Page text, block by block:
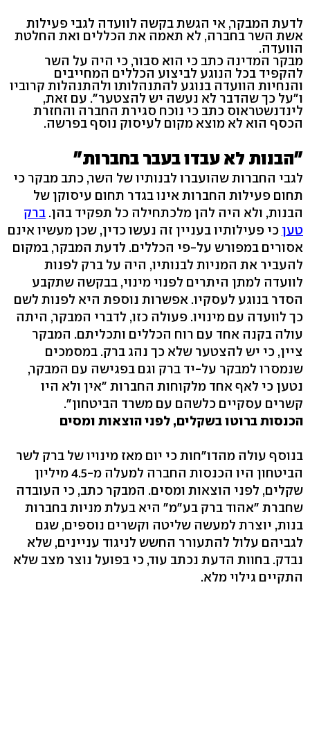
לדעת המבקר, אי הגשת בקשה לוועדה לגבי פעילות
אשת השר בחברה, לא תאמה את הכללים ואת החלטת
הוועדה.
מבקר המדינה כתב כי הוא סבור, כי היה על השר
להקפיד בכל הנוגע לביצוע הכללים המחייבים
והנחיות הוועדה בנוגע להתנהלותו ולהתנהלות קרוביו
ו"על כך שהדבר לא נעשה יש להצטער". עם זאת,
לינדנשטראוס כתב כי נוכח סגירת החברה והחזרת
הכסף הוא לא מוצא מקום לעיסוק נוסף בפרשה.
"הבנות לא עבדו בעבר בחברות"
לגבי החברות שהועברו לבנותיו של השר, כתב מבקר כי
תחום פעילות החברות אינו בגדר תחום עיסוקן של
הבנות, ולא היה להן מלכתחילה כל תפקיד בהן. ברק
טען כי פעילותיו בעניין זה נעשו כדין, שכן מעשיו אינם
אסורים במפורש על-פי הכללים. לדעת המבקר, במקום
להעביר את המניות לבנותיו, היה על ברק לפנות
לוועדה למתן היתרים לפנוי מינוי, בבקשה שתקבע
הסדר בנוגע לעסקיו. אפשרות נוספת היא לפנות לשם
כך לוועדה עם מינויו. פעולה כזו, לדברי המבקר, היתה
עולה בקנה אחד עם רוח הכללים ותכליתם. המבקר
ציין, כי יש להצטער שלא כך נהג ברק. במסמכים
שנמסרו למבקר על-יד ברק וגם בפגישה עם המבקר,
נטען כי לאף אחד מלקוחות החברות "אין ולא היו
קשרים עסקיים כלשהם עם משרד הביטחון".
הכנסות ברוטו בשקלים, לפני הוצאות ומסים
בנוסף עולה מהדו"חות כי יום מאז מינויו של ברק לשר
הביטחון היו הכנסות החברה למעלה מ-4.5 מיליון
שקלים, לפני הוצאות ומסים. המבקר כתב, כי העובדה
שחברת "אהוד ברק בע"מ" היא בעלת מניות בחברות
בנות, יוצרת למעשה שליטה וקשרים נוספים, שגם
לגביהם עלול להתעורר החשש לניגוד עניינים, שלא
נבדק. בחוות הדעת נכתב עוד, כי בפועל נוצר מצב שלא
התקיים גילוי מלא.